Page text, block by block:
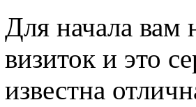
Для начала вам
визиток и это
известна